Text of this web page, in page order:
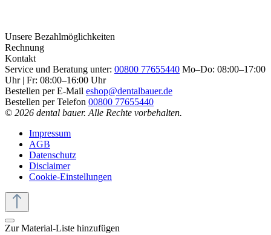
Unsere Bezahlmöglichkeiten
Rechnung
Kontakt
Service und Beratung unter: 00800 77655440 Mo–Do: 08:00–17:00
Uhr | Fr: 08:00–16:00 Uhr
Bestellen per E-Mail eshop@dentalbauer.de
Bestellen per Telefon 00800 77655440
© 2026 dental bauer. Alle Rechte vorbehalten.
Impressum
AGB
Datenschutz
Disclaimer
Cookie-Einstellungen
Zur Material-Liste hinzufügen